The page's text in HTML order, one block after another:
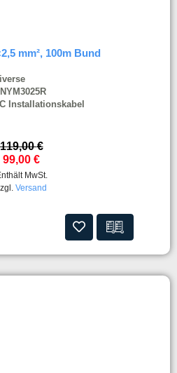
mm², 100m Bund
Installationskabel
119,00€
99,00 €
MwSt.
Versand